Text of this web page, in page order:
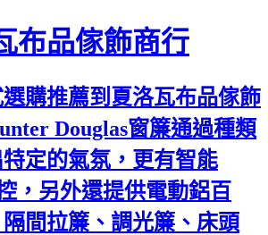
布品傢飾商行
購推薦到夏洛瓦布品傢飾
Douglas窗簾通過種類
定的氣氛，更有智能
，另外還提供電動鋁百
間拉簾、調光簾、床頭